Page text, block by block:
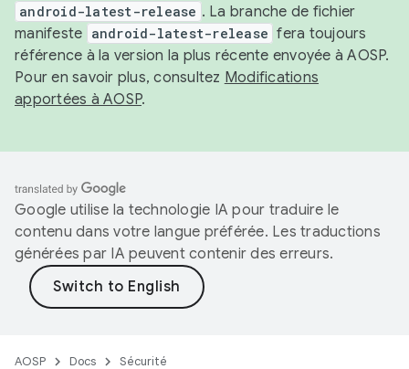
android-latest-release . La branche de fichier
manifeste android-latest-release fera toujours
référence à la version la plus récente envoyée à AOSP.
Pour en savoir plus, consultez Modifications
apportées à AOSP.
Google utilise la technologie IA pour traduire le
contenu dans votre langue préférée. Les traductions
générées par IA peuvent contenir des erreurs.
AOSP Docs Sécurité